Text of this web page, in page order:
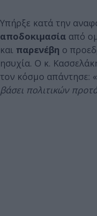
Υπήρξε κατά την
αποδοκιμασία από
και παρενέβη ο
ησυχία. Ο κ.
τον κόσμο απάντησε: «
βάσει πολιτικών